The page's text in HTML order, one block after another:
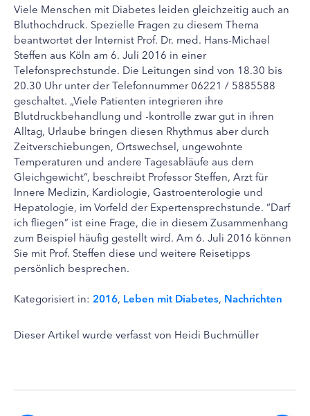
Viele Menschen mit Diabetes leiden gleichzeitig auch an
Bluthochdruck. Spezielle Fragen zu diesem Thema
beantwortet der Internist Prof. Dr. med. Hans-Michael
Steffen aus Köln am 6. Juli 2016 in einer
Telefonsprechstunde. Die Leitungen sind von 18.30 bis
20.30 Uhr unter der Telefonnummer 06221 / 5885588
geschaltet. „Viele Patienten integrieren ihre
Blutdruckbehandlung und -kontrolle zwar gut in ihren
Alltag, Urlaube bringen diesen Rhythmus aber durch
Zeitverschiebungen, Ortswechsel, ungewohnte
Temperaturen und andere Tagesabläufe aus dem
Gleichgewicht“, beschreibt Professor Steffen, Arzt für
Innere Medizin, Kardiologie, Gastroenterologie und
Hepatologie, im Vorfeld der Expertensprechstunde. “Darf
ich fliegen” ist eine Frage, die in diesem Zusammenhang
zum Beispiel häufig gestellt wird. Am 6. Juli 2016 können
Sie mit Prof. Steffen diese und weitere Reisetipps
persönlich besprechen.
Kategorisiert in: 2016, Leben mit Diabetes, Nachrichten
Dieser Artikel wurde verfasst von Heidi Buchmüller